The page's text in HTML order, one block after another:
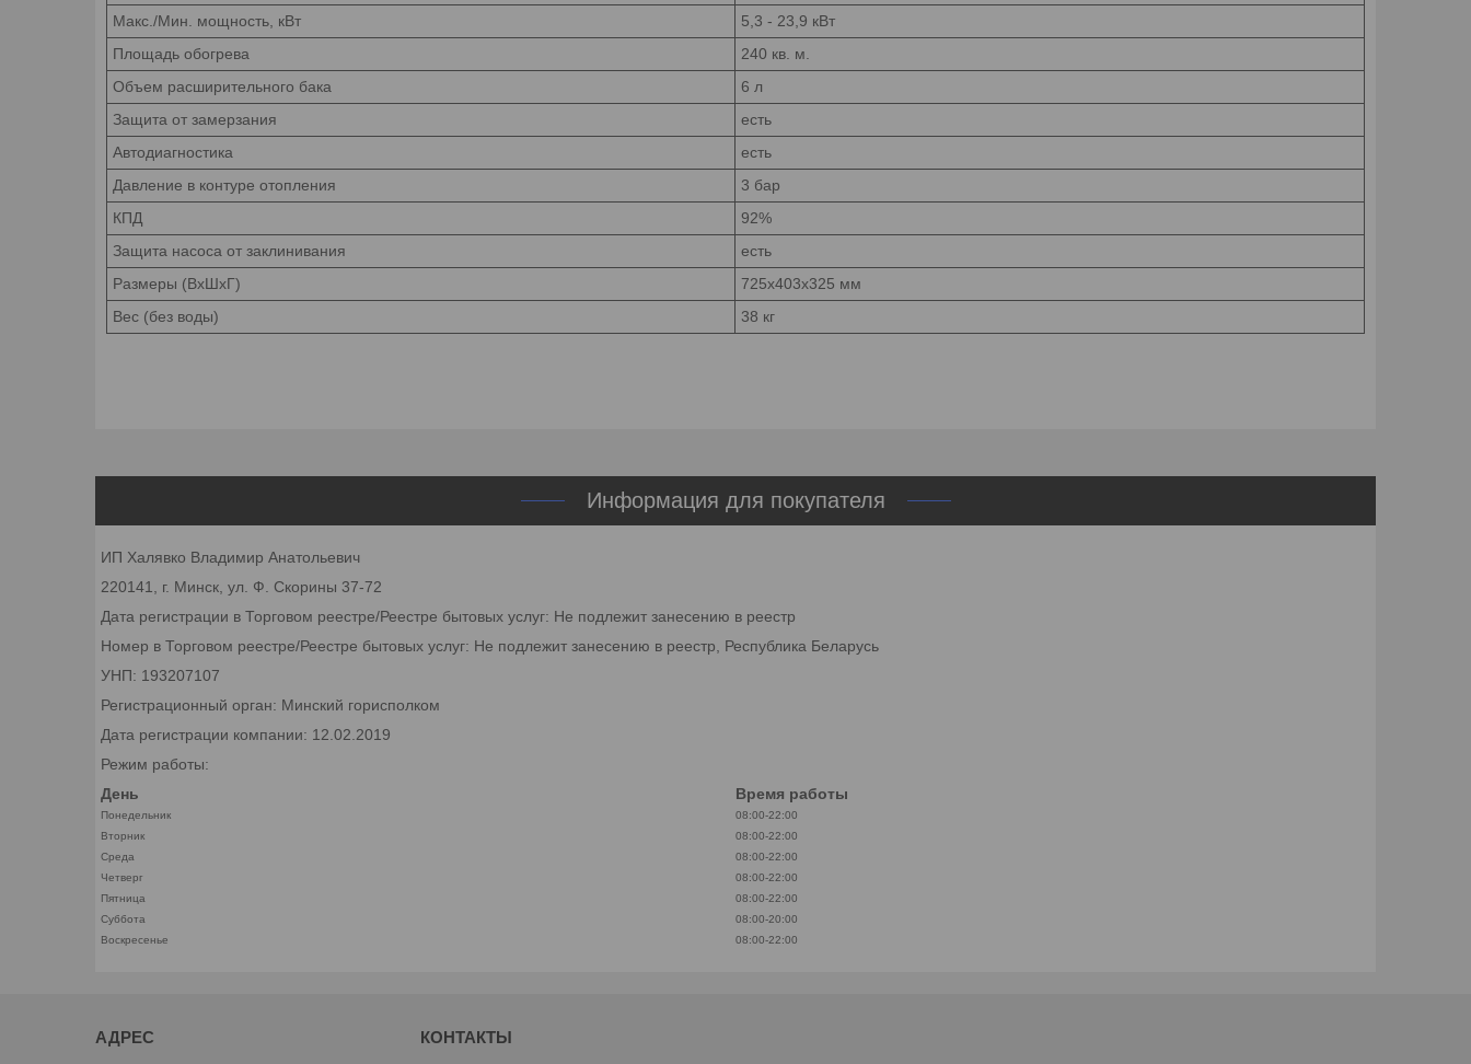
Макс./Мин. мощность, кВт
5,3 - 23,9 кВт
Площадь обогрева
240 кв. м.
Объем расширительного бака
6 л
Защита от замерзания
есть
Автодиагностика
есть
Давление в контуре отопления
3 бар
КПД
92%
Защита насоса от заклинивания
есть
Размеры (ВхШхГ)
725х403х325 мм
Вес (без воды)
38 кг
Информация для покупателя
ИП Халявко Владимир Анатольевич
220141, г. Минск, ул. Ф. Скорины 37-72
Дата регистрации в Торговом реестре/Реестре бытовых услуг: Не подлежит занесению в реестр
Номер в Торговом реестре/Реестре бытовых услуг: Не подлежит занесению в реестр, Республика Беларусь
УНП: 193207107
Регистрационный орган: Минский горисполком
Дата регистрации компании: 12.02.2019
Режим работы:
День
Время работы
Понедельник
08:00-22:00
Вторник
08:00-22:00
Среда
08:00-22:00
Четверг
08:00-22:00
Пятница
08:00-22:00
Суббота
08:00-20:00
Воскресенье
08:00-22:00